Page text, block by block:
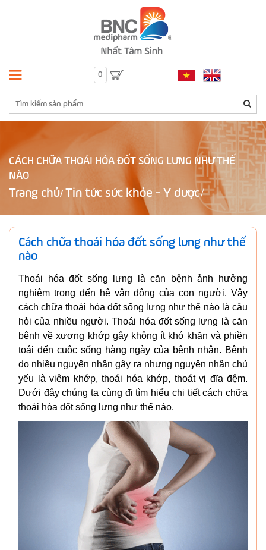
0
CÁCH CHỮA THOÁI HÓA ĐỐT SỐNG LƯNG NHƯ THẾ
NÀO
Trang chủ/ Tin tức sức khỏe - Y dược
Cách chữa thoái hóa đốt sống lưng như thế
nào
Thoái hóa đốt sống lưng là căn bệnh ảnh hưởng
nghiêm trọng đến hệ vận động của con người. Vậy
cách chữa thoái hóa đốt sống lưng như thế nào là câu
hỏi của nhiều người. Thoái hóa đốt sống lưng là căn
bệnh về xương khớp gây không ít khó khăn và phiền
toái đến cuộc sống hàng ngày của bệnh nhân. Bệnh
do nhiều nguyên nhân gây ra nhưng nguyên nhân chủ
yếu là viêm khớp, thoái hóa khớp, thoát vị đĩa đệm.
Dưới đây chúng ta cùng đi tìm hiểu chi tiết cách chữa
thoái hóa đốt sống lưng như thế nào.